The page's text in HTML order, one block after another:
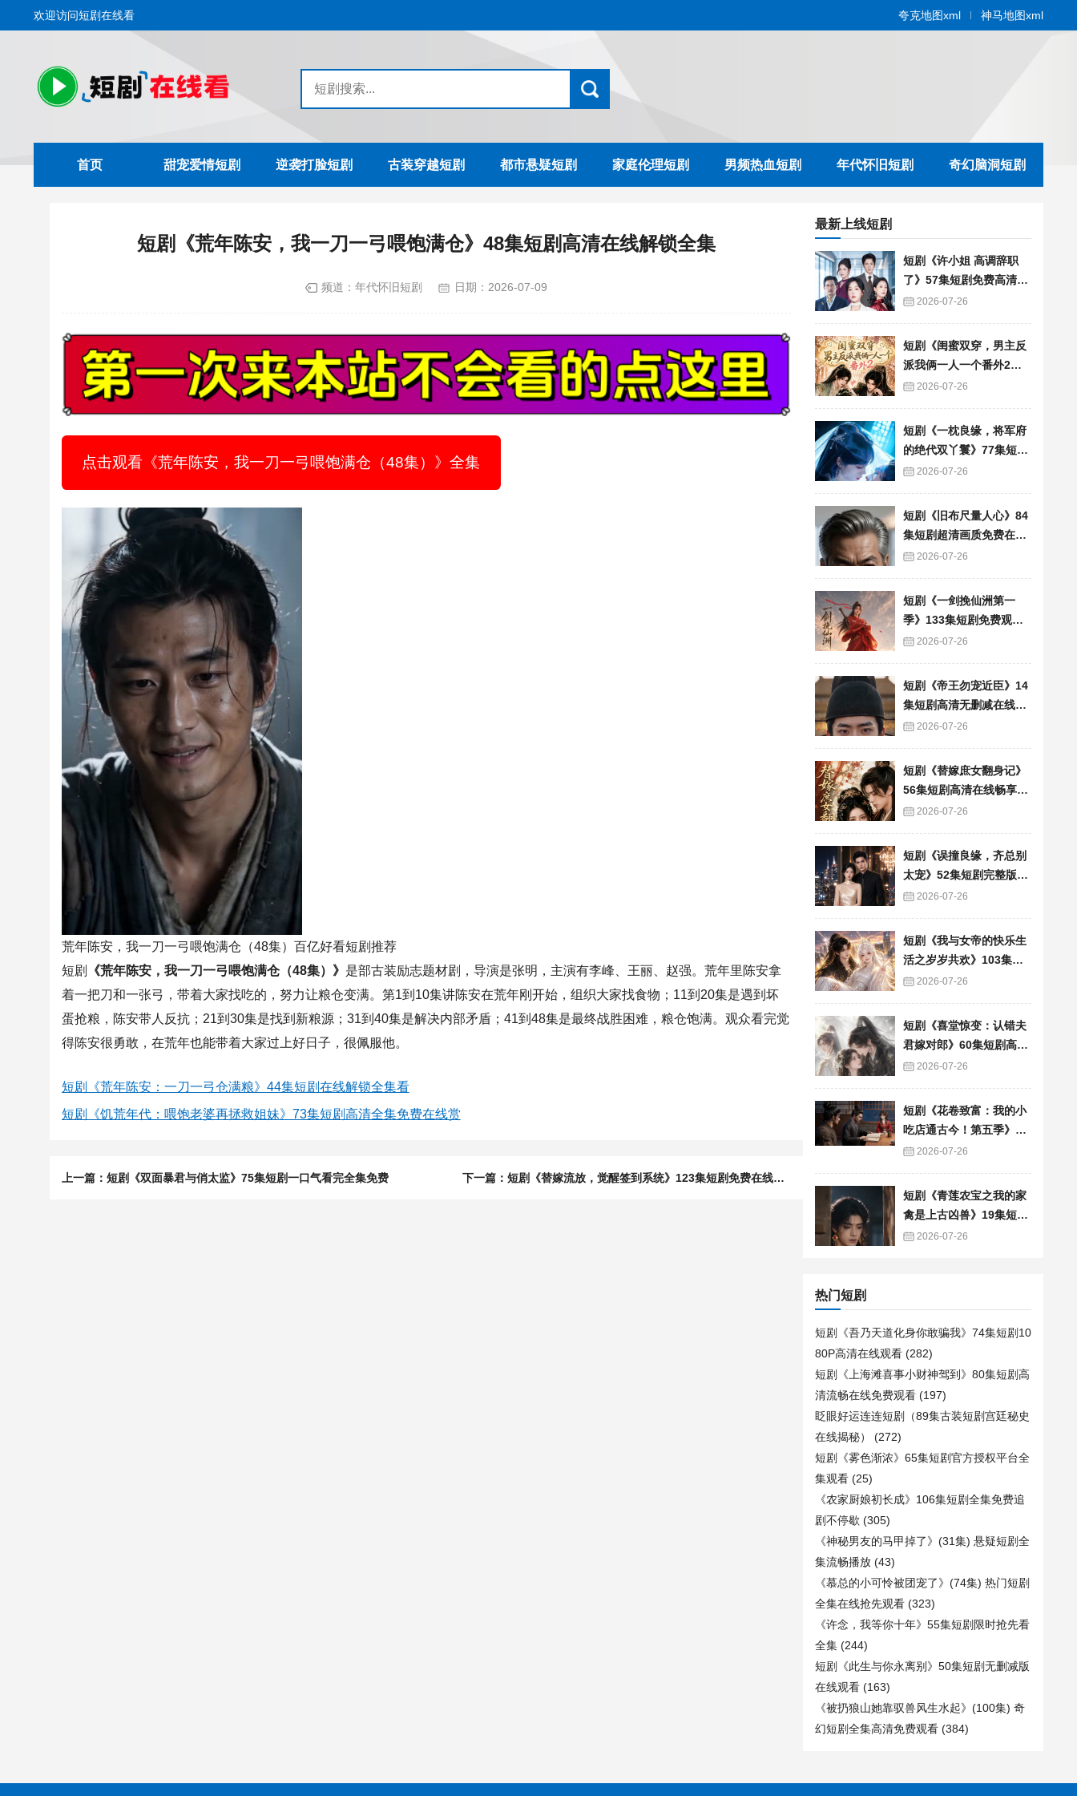
欢迎访问短剧在线看 夸克地图xml 神马地图xml
首页 甜宠爱情短剧 逆袭打脸短剧 古装穿越短剧 都市悬疑短剧 家庭伦理短剧 男频热血短剧 年代怀旧短剧 奇幻脑洞短剧
短剧《荒年陈安，我一刀一弓喂饱满仓》48集短剧高清在线解锁全集
频道： 年代怀旧短剧 日期： 2026-07-09
点击观看《荒年陈安，我一刀一弓喂饱满仓（48集）》全集
荒年陈安，我一刀一弓喂饱满仓（48集）百亿好看短剧推荐
短剧
《荒年陈安，我一刀一弓喂饱满仓（48集）》 是部古装励志题材剧，导演是张明，主演有李峰、王丽、赵强。荒年里陈安拿
着一把刀和一张弓，带着大家找吃的，努力让粮仓变满。第1到10集讲陈安在荒年刚开始，组织大家找食物；11到20集是遇到坏
蛋抢粮，陈安带人反抗；21到30集是找到新粮源；31到40集是解决内部矛盾；41到48集是最终战胜困难，粮仓饱满。观众看完觉
得陈安很勇敢，在荒年也能带着大家过上好日子，很佩服他。
短剧《荒年陈安：一刀一弓仓满粮》44集短剧在线解锁全集看
短剧《饥荒年代：喂饱老婆再拯救姐妹》73集短剧高清全集免费在线赏
上一篇：短剧《双面暴君与俏太监》75集短剧一口气看完全集免费 下一篇：短剧《替嫁流放，觉醒签到系统》123集短剧免费在线观看一口气看完
最新上线短剧
短剧《许小姐 高调辞职
了》57集短剧免费高清在
线播放
2026-07-26
短剧《闺蜜双穿，男主反
派我俩一人一个番外2》6
0集短剧高清完整版免费
2026-07-26
短剧《一枕良缘，将军府
的绝代双丫鬟》77集短剧
完整版免费畅享
2026-07-26
短剧《旧布尺量人心》84
集短剧超清画质免费在线
追 2026-07-26
短剧《一剑挽仙洲第一
季》133集短剧免费观看
完整版资源
2026-07-26
短剧《帝王勿宠近臣》14
集短剧高清无删减在线观
看 2026-07-26
短剧《替嫁庶女翻身记》
56集短剧高清在线畅享全
集 2026-07-26
短剧《误撞良缘，齐总别
太宠》52集短剧完整版免
费畅享观看
2026-07-26
短剧《我与女帝的快乐生
活之岁岁共欢》103集短
剧全集在线畅快看
2026-07-26
短剧《喜堂惊变：认错夫
君嫁对郎》60集短剧高清
全集在线速看
2026-07-26
短剧《花卷致富：我的小
吃店通古今！第五季》90
集短剧免费追剧全集资源
2026-07-26
短剧《青莲农宝之我的家
禽是上古凶兽》19集短剧
免费在线观看全集
2026-07-26
热门短剧
短剧《吾乃天道化身你敢骗我》74集短剧10
80P高清在线观看 (282)
短剧《上海滩喜事小财神驾到》80集短剧高
清流畅在线免费观看 (197)
眨眼好运连连短剧（89集古装短剧宫廷秘史
在线揭秘）
(272)
短剧《雾色渐浓》65集短剧官方授权平台全
集观看 (25)
《农家厨娘初长成》106集短剧全集免费追
剧不停歇 (305)
《神秘男友的马甲掉了》(31集) 悬疑短剧全
集流畅播放 (43)
《慕总的小可怜被团宠了》(74集) 热门短剧
全集在线抢先观看 (323)
《许念，我等你十年》55集短剧限时抢先看
全集 (244)
短剧《此生与你永离别》50集短剧无删减版
在线观看 (163)
《被扔狼山她靠驭兽风生水起》(100集) 奇
幻短剧全集高清免费观看 (384)